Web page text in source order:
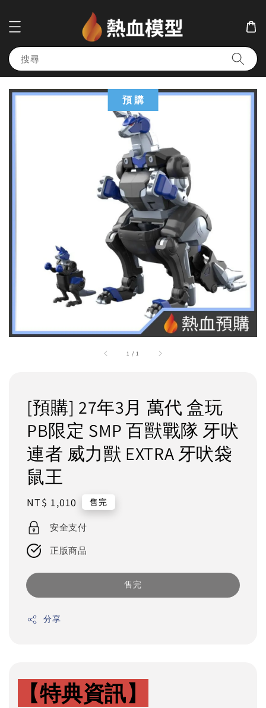
搜尋
1 / 1
預 購
[預購] 27年3月 萬代 盒玩
PB限定 SMP 百獸戰隊 牙吠
連者 威力獸 EXTRA 牙吠袋
鼠王
Regular
price
NT$ 1,010 售完
安全支付
正版商品
售完
分享
【特典資訊】